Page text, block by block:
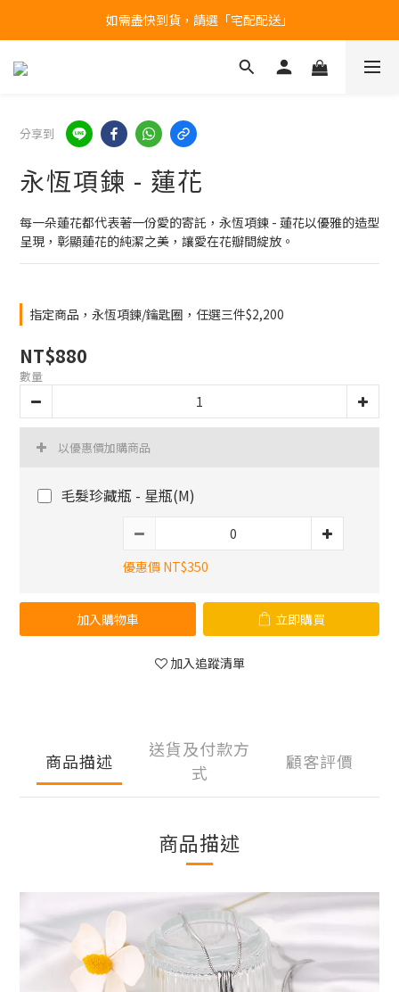
台北民權門市，現貨展示中
如需盡快到貨，請選「宅配配送」
產品均備有現貨，下單後最快當天即可出貨
分享到
永恆項鍊 - 蓮花
每一朵蓮花都代表著一份愛的寄託，永恆項鍊 - 蓮花以優雅的造型
呈現，彰顯蓮花的純潔之美，讓愛在花瓣間綻放。
指定商品，永恆項鍊/鑰匙圈，任選三件$2,200
NT$880
數量
以優惠價加購商品
毛髮珍藏瓶 - 星瓶(M)
優惠價 NT$350
加入購物車 立即購買
加入追蹤清單
商品描述
送貨及付款方
式
顧客評價
商品描述